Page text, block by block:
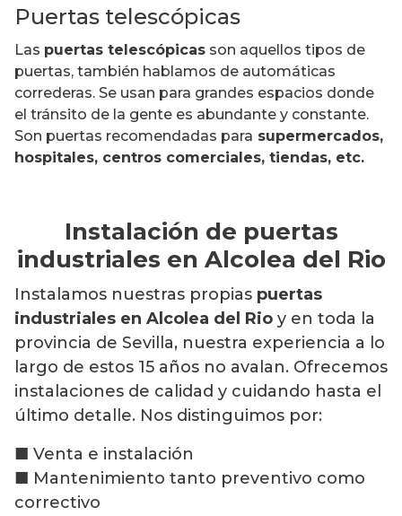
Puertas telescópicas
Las puertas telescópicas son aquellos tipos de
puertas, también hablamos de automáticas
correderas. Se usan para grandes espacios donde
el tránsito de la gente es abundante y constante.
Son puertas recomendadas para supermercados,
hospitales, centros comerciales, tiendas, etc.
Instalación de puertas
industriales en Alcolea del Rio
Instalamos nuestras propias puertas
industriales en Alcolea del Rio y en toda la
provincia de Sevilla, nuestra experiencia a lo
largo de estos 15 años no avalan. Ofrecemos
instalaciones de calidad y cuidando hasta el
último detalle. Nos distinguimos por:
■ Venta e instalación
■ Mantenimiento tanto preventivo como
correctivo